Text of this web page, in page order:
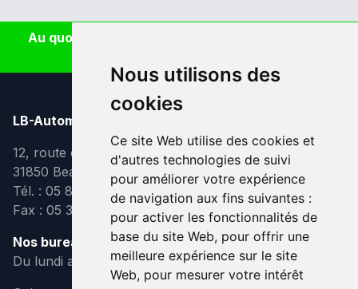
Nous utilisons des
cookies
Ce site Web utilise des cookies et
d'autres technologies de suivi
pour améliorer votre expérience
de navigation aux fins suivantes :
pour activer les fonctionnalités de
base du site Web, pour offrir une
meilleure expérience sur le site
Web, pour mesurer votre intérêt
Au quotidien, prenez les transports en commun
LB-Automobiles.com
12, route de Lavaur
31850 Beaupuy
Tél. : 05 82 95 39 40
Fax : 05 31 08 10 91
Nos bureaux sont ouverts :
Du lundi au vendredi de 9h à 12h et de 14h à 18h